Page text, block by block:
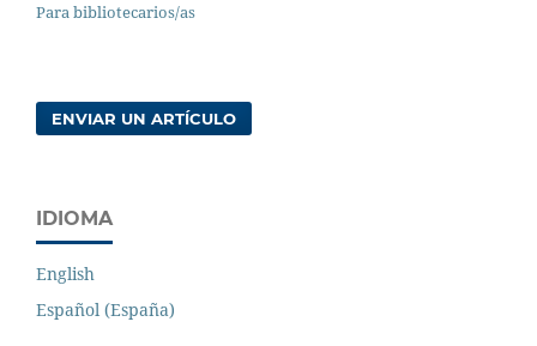
Para bibliotecarios/as
ENVIAR UN ARTÍCULO
IDIOMA
English
Español (España)